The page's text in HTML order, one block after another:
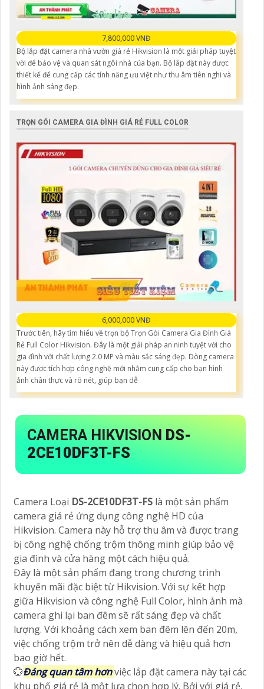
7,800,000 VNĐ
Bộ lắp đặt camera nhà vườn giá rẻ Hikvision là một giải pháp tuyệt
vời để bảo vệ và quan sát ngôi nhà của bạn. Bộ lắp đặt này được
thiết kế để cung cấp các tính năng ưu việt như thu âm tiên nghi và
hình ảnh sáng đẹp.
TRỌN GÓI CAMERA GIA ĐÌNH GIÁ RẺ FULL COLOR
6,000,000 VNĐ
Trước tiên, hãy tìm hiểu về trọn bộ Trọn Gói Camera Gia Đình Giá
Rẻ Full Color Hikvision. Đây là một giải pháp an ninh tuyệt vời cho
gia đình với chất lượng 2.0 MP và màu sắc sáng đẹp. Dòng camera
này được tích hợp công nghệ mới nhằm cung cấp cho bạn hình
ảnh chân thực và rõ nét, giúp bạn dễ
CAMERA HIKVISION DS-
2CE10DF3T-FS
Camera Loại DS-2CE10DF3T-FS là một sản phẩm
camera giá rẻ ứng dụng công nghệ HD của
Hikvision. Camera này hỗ trợ thu âm và được trang
bị công nghệ chống trộm thông minh giúp bảo vệ
gia đình và cửa hàng một cách hiệu quả.
Đây là một sản phẩm đang trong chương trình
khuyến mãi đặc biệt từ Hikvision. Với sự kết hợp
giữa Hikvision và công nghệ Full Color, hình ảnh mà
camera ghi lại ban đêm sẽ rất sáng đẹp và chất
lượng. Với khoảng cách xem ban đêm lên đến 20m,
việc chống trộm trở nên dễ dàng và hiệu quả hơn
bao giờ hết.
💮Đáng quan tâm hơnviệc lắp đặt camera này tại các
khu phố giá rẻ là một lựa chọn hợp lý. Bởi với giá rẻ,